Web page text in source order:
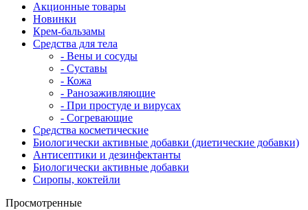
Акционные товары
Новинки
Крем-бальзамы
Средства для тела
- Вены и сосуды
- Суставы
- Кожа
- Ранозаживляющие
- При простуде и вирусах
- Согревающие
Средства косметические
Биологически активные добавки (диетические добавки)
Антисептики и дезинфектанты
Биологически активные добавки
Сиропы, коктейли
Просмотренные